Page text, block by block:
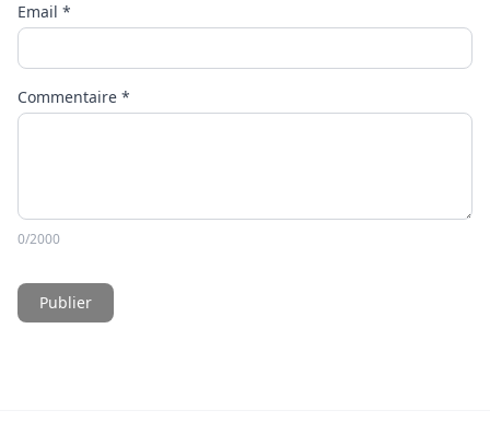
Email *
Commentaire *
0/2000
Publier